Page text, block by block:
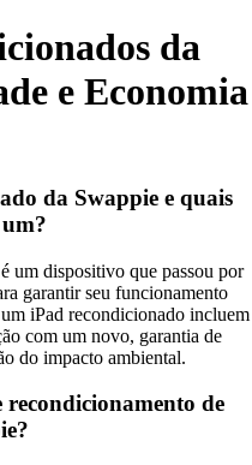
da
e Economia
da Swappie e quais
um dispositivo que passou por
garantir seu funcionamento
iPad recondicionado incluem
com um novo, garantia de
do impacto ambiental.
recondicionamento de